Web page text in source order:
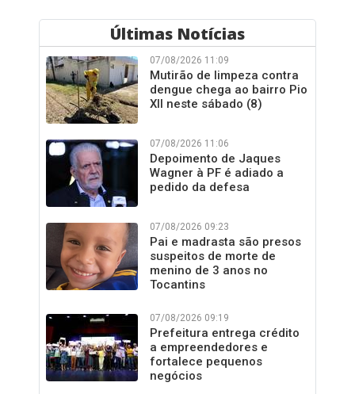
Últimas Notícias
07/08/2026 11:09
Mutirão de limpeza contra
dengue chega ao bairro Pio
XII neste sábado (8)
07/08/2026 11:06
Depoimento de Jaques
Wagner à PF é adiado a
pedido da defesa
07/08/2026 09:23
Pai e madrasta são presos
suspeitos de morte de
menino de 3 anos no
Tocantins
07/08/2026 09:19
Prefeitura entrega crédito
a empreendedores e
fortalece pequenos
negócios